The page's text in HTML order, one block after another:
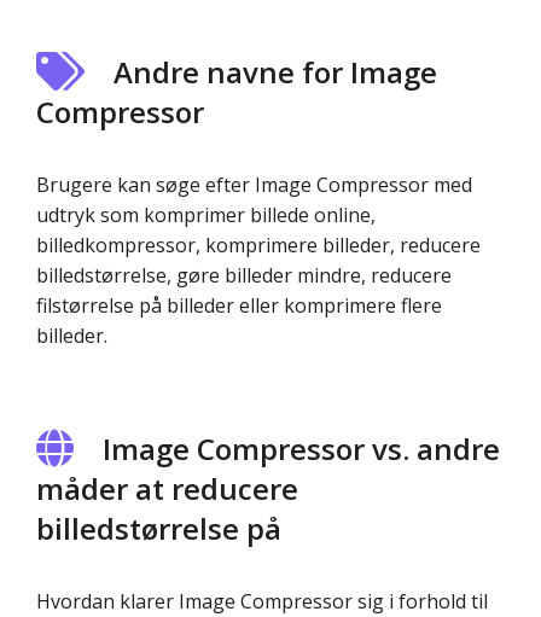
Andre navne for Image
Compressor
Brugere kan søge efter Image Compressor med
udtryk som komprimer billede online,
billedkompressor, komprimere billeder, reducere
billedstørrelse, gøre billeder mindre, reducere
filstørrelse på billeder eller komprimere flere
billeder.
Image Compressor vs. andre
måder at reducere
billedstørrelse på
Hvordan klarer Image Compressor sig i forhold til